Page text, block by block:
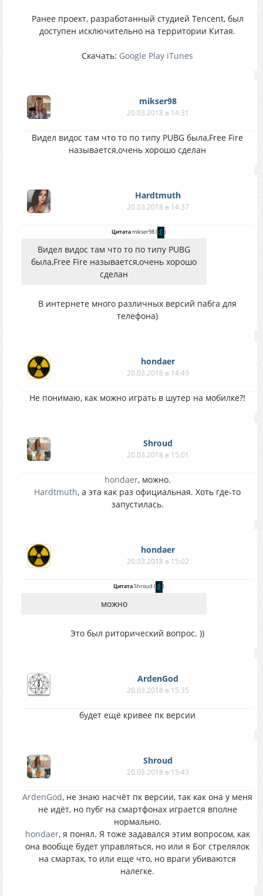
Ранее проект, разработанный студией Tencent, был
доступен исключительно на территории Китая.
Скачать: Google Play iTunes
mikser98
20.03.2018 в 14:31
Видел видос там что то по типу PUBG была,Free Fire
называется,очень хорошо сделан
Hardtmuth
20.03.2018 в 14:37
Цитатаmikser98( )
Видел видос там что то по типу PUBG
была,Free Fire называется,очень хорошо
сделан
В интернете много различных версий пабга для
телефона)
hondaer
20.03.2018 в 14:49
Не понимаю, как можно играть в шутер на мобилке?!
Shroud
20.03.2018 в 15:01
hondaer, можно.
Hardtmuth, а эта как раз официальная. Хоть где-то
запустилась.
hondaer
20.03.2018 в 15:02
ЦитатаShroud ( )
можно
Это был риторический вопрос. ))
ArdenGod
20.03.2018 в 15:35
будет ещё кривее пк версии
Shroud
20.03.2018 в 15:43
ArdenGod, не знаю насчёт пк версии, так как она у меня
не идёт, но пубг на смартфонах играется вполне
нормально.
hondaer, я понял. Я тоже задавался этим вопросом, как
она вообще будет управляться, но или я Бог стрелялок
на смартах, то или еще что, но враги убиваются
налегке.